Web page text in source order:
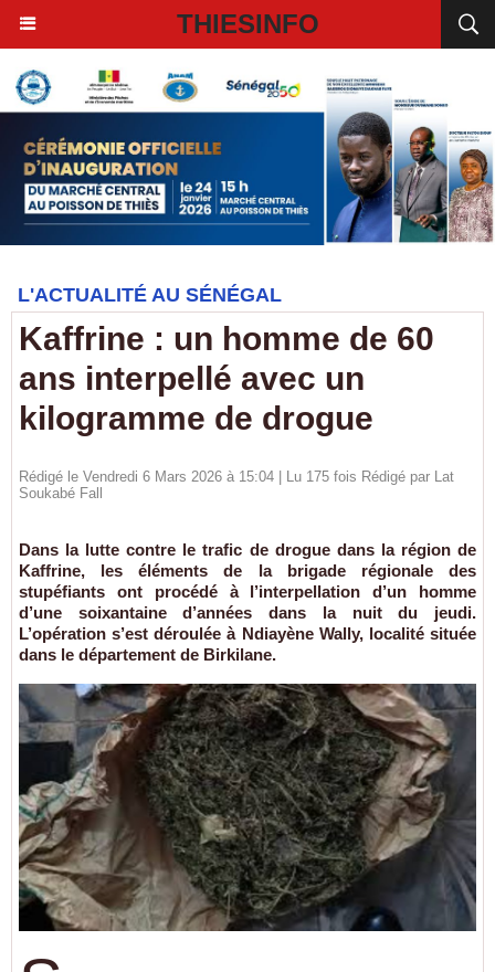
THIESINFO
L'ACTUALITÉ AU SÉNÉGAL
Kaffrine : un homme de 60
ans interpellé avec un
kilogramme de drogue
Rédigé le Vendredi 6 Mars 2026 à 15:04 | Lu 175 fois Rédigé par Lat
Soukabé Fall
Dans la lutte contre le trafic de drogue dans la région de
Kaffrine, les éléments de la brigade régionale des
stupéfiants ont procédé à l’interpellation d’un homme
d’une soixantaine d’années dans la nuit du jeudi.
L’opération s’est déroulée à Ndiayène Wally, localité située
dans le département de Birkilane.